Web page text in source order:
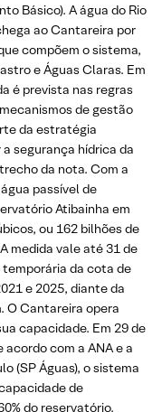
Básico). A água do Rio
ao Cantareira por
compõem o sistema,
e Águas Claras. Em
é prevista nas regras
de gestão
da estratégia
segurança hídrica da
da nota. Com a
passível de
Atibainha em
ou 162 bilhões de
medida vale até 31 de
temporária da cota de
e 2025, diante da
O Cantareira opera
capacidade. Em 29 de
acordo com a ANA e a
(SP Águas), o sistema
de
do reservatório.